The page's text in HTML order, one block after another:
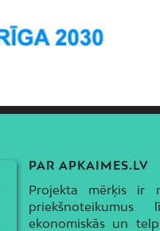
PAR APKAIMES.LV
Projekta mērķis ir
ekonomiskās un